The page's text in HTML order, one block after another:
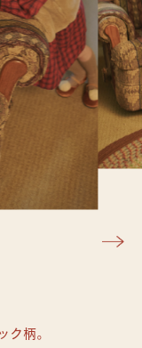
ク柄。